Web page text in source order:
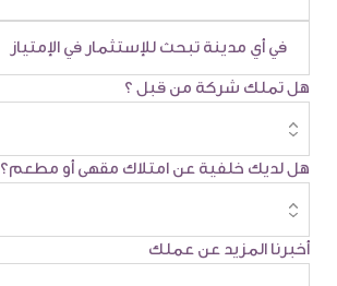
هل تملك شركة من قبل ؟
هل لديك خلفية عن امتلاك مقهى أو مطعم؟
أخبرنا المزيد عن عملك